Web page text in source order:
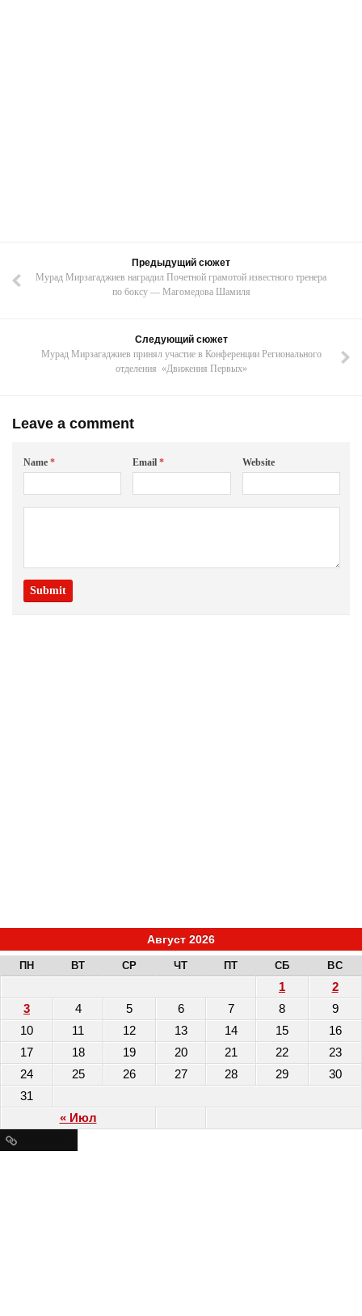
Предыдущий сюжет
Мурад Мирзагаджиев наградил Почетной грамотой известного тренера
по боксу — Магомедова Шамиля
Следующий сюжет
Мурад Мирзагаджиев принял участие в Конференции Регионального
отделения «Движения Первых»
Leave a comment
Name * Email* Website
Август 2026
ПН ВТ СР ЧТ ПТ СБ ВС
« Июл
1
2
3
4 5 6 7 8
9
10
11 12 13 14 15
16
17
18 19 20 21 22
23
24
25 26 27 28 29
30
31